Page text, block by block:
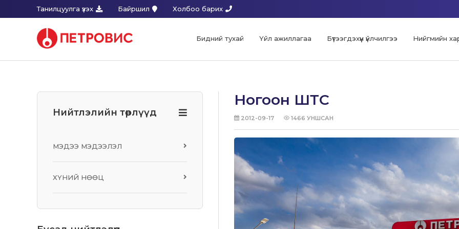
Танилцуулга үзэх Байршил Холбоо барих
Бидний тухай Үйл ажиллагаа Бүтээгдэхүүн үйлчилгээ Нийгмийн
Ногоон ШТС
2012-09-17 1466 УНШСАН
Нийтлэлийн төрлүүд
МЭДЭЭ МЭДЭЭЛЭЛ
ХҮНИЙ НӨӨЦ